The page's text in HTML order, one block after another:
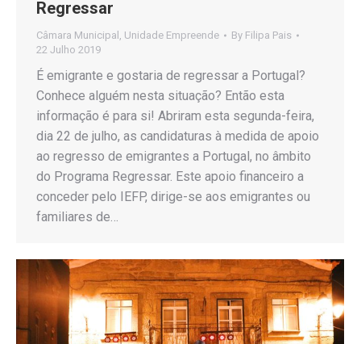
Regressar
Câmara Municipal , Unidade Empreende By Filipa Pais
22 Julho 2019
É emigrante e gostaria de regressar a Portugal?
Conhece alguém nesta situação? Então esta
informação é para si! Abriram esta segunda-feira,
dia 22 de julho, as candidaturas à medida de apoio
ao regresso de emigrantes a Portugal, no âmbito
do Programa Regressar. Este apoio financeiro a
conceder pelo IEFP, dirige-se aos emigrantes ou
familiares de…